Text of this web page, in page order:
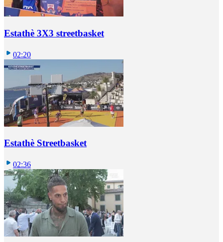
Estathè 3X3 streetbasket
02:20
Estathè Streetbasket
02:36